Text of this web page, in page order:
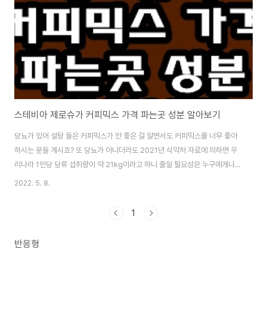
스테비아 제로슈가 커피믹스 가격 파는곳 성분 알아보기
당뇨가 있어 설탕 들은 커피믹스가 안 좋은 걸 알면서도 커피믹스를 너무 좋아
하시는 분들 계시죠? 또 당뇨가 아니더라도 2021년 식약처 자료에 의하면 우
리나라 1인당 당류 섭취량이 약 21kg이라고 하니 줄일 필요성은 누구에게나
있을거 같습니다. 이렇듯 당걱정 없이 커피믹스를 즐길수 있는 방법이 없을까
피믹스인데요. 이젠, 카페인이 염려되시면 제로 카페인 커피를, 당이 걱정되시
스테비아 커피믹스란? 스테비아 커피믹스는 단 맛을 내기 위해 설탕 대신 쓸수
2022. 5. 8.
1
반응형